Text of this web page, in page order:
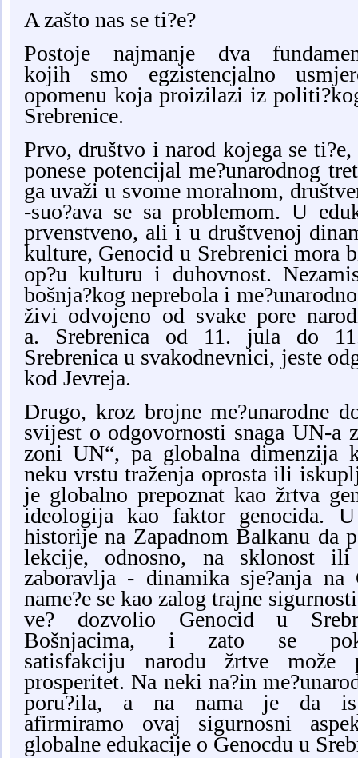
A zašto nas se ti?e?
Postoje najmanje dva
kojih smo egzistencjalno
opomenu koja proizilazi iz
Srebrenice.
Prvo, društvo i narod kojega se
ponese potencijal me?unarodnog
ga uvaži u svome moralnom,
-suo?ava se sa problemom. U
prvenstveno, ali i u društvenoj
kulture, Genocid u Srebrenici mora
op?u kulturu i duhovnost.
bošnja?kog neprebola i
živi odvojeno od svake pore
a. Srebrenica od 11. jula do
Srebrenica u svakodnevnici, jeste
kod Jevreja.
Drugo, kroz brojne me?unarodne
svijest o odgovornosti snaga UN-a
zoni UN“, pa globalna dimenzija
neku vrstu traženja oprosta ili
je globalno prepoznat kao žrtva
ideologija kao faktor genocida.
historije na Zapadnom Balkanu da
lekcije, odnosno, na sklonost
zaboravlja - dinamika sje?anja na
name?e se kao zalog trajne
ve? dozvolio Genocid u
Bošnjacima, i zato se
satisfakciju narodu žrtve
prosperitet. Na neki na?in
poru?ila, a na nama je da
afirmiramo ovaj sigurnosni
globalne edukacije o Genocdu u